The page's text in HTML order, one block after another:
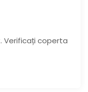
Verificați coperta